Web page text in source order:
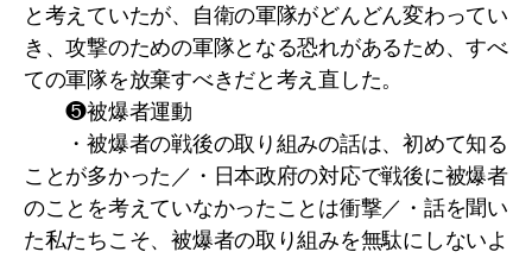
と考えていたが、自衛の軍隊がどんどん変わってい
き、攻撃のための軍隊となる恐れがあるため、すべ
ての軍隊を放棄すべきだと考え直した。
❺被爆者運動
・被爆者の戦後の取り組みの話は、初めて知る
ことが多かった／・日本政府の対応で戦後に被爆者
のことを考えていなかったことは衝撃／・話を聞い
た私たちこそ、被爆者の取り組みを無駄にしないよ